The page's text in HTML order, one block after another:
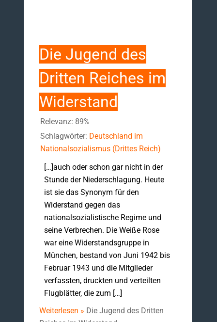
Die Jugend des
Dritten Reiches im
Widerstand
Relevanz: 89%
Schlagwörter: Deutschland im
Nationalsozialismus (Drittes Reich)
[…]auch oder schon gar nicht in der
Stunde der Niederschlagung. Heute
ist sie das Synonym für den
Widerstand gegen das
nationalsozialistische Regime und
seine Verbrechen. Die Weiße Rose
war eine Widerstandsgruppe in
München, bestand von Juni 1942 bis
Februar 1943 und die Mitglieder
verfassten, druckten und verteilten
Flugblätter, die zum […]
Weiterlesen » Die Jugend des Dritten